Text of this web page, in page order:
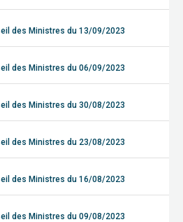
des Ministres du 13/09/2023
des Ministres du 06/09/2023
des Ministres du 30/08/2023
des Ministres du 23/08/2023
des Ministres du 16/08/2023
des Ministres du 09/08/2023